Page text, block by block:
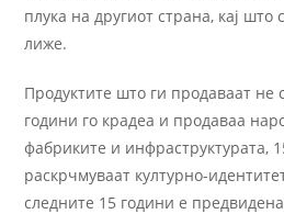
плука на другиот страна, кај
лиже.
Продуктите што ги продаваат не
години го крадеа и продаваа
фабриките и инфраструктурата,
раскрчмуваат културно-
следните 15 години е